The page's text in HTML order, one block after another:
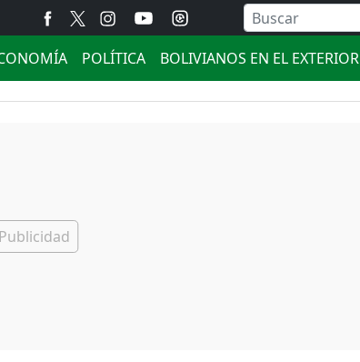
POLÍTICA BOLIVIANOS EN EL EXTERIOR